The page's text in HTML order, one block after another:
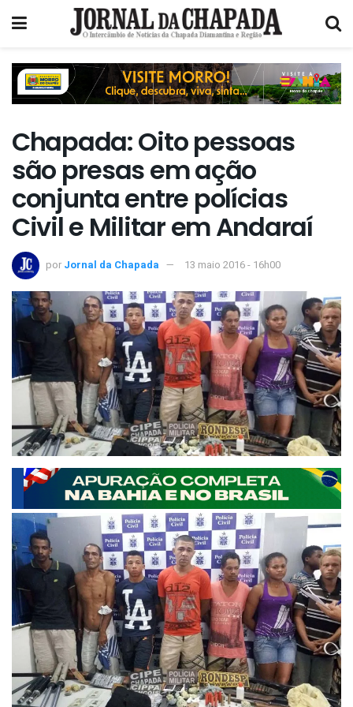
Chapada: Oito pessoas
são presas em ação
conjunta entre polícias
Civil e Militar em Andaraí
por Jornal da Chapada 13 maio 2016 - 16h00